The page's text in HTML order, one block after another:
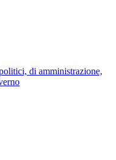
di amministrazione,